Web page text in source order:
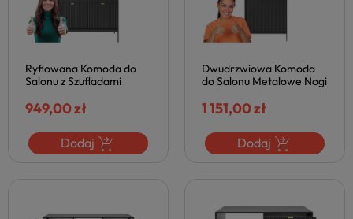
Ryflowana Komoda do
Salonu z Szufladami
Matowa NOVA
949,00 zł
Dodaj
Dwudrzwiowa Komoda
do Salonu Metalowe Nogi
Czarna Mat NOVA
1 151,00 zł
Dodaj